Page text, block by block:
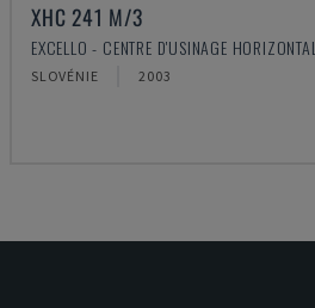
XHC 241 M/3
EXCELLO - CENTRE D'USINAGE HORIZONTAL
SLOVÉNIE 2003